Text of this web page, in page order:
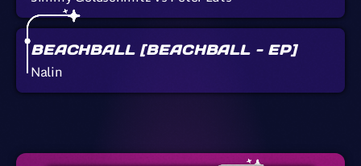
BEACHBALL [BEACHBALL - EP]
Nalin